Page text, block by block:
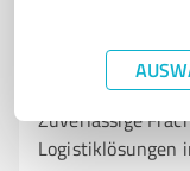
Transport,
Stenau
Zuverlässige
Logistiklösungen